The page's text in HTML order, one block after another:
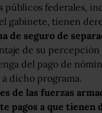
públicos federales,
gabinete, tienen
de seguro de
de su
del pago de
dicho programa.
de las fuerzas
pagos a que tienen